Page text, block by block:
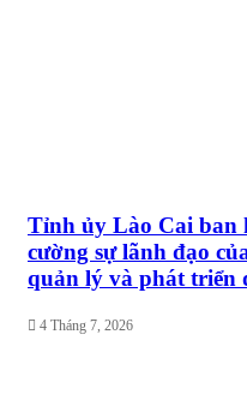
Tỉnh ủy Lào Cai ban
cường sự lãnh đạo
quản lý và phát triển
4 Tháng 7, 2026